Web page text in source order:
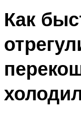
Как